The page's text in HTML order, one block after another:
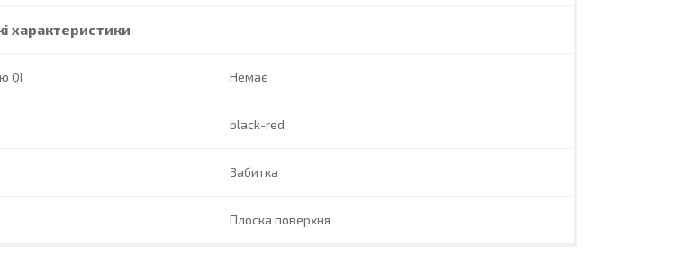
характеристики
QI Немає
black-red
Забитка
Плоска поверхня